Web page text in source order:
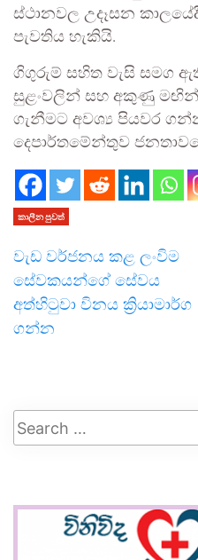
ස්ථානවල උදෑසන
පැවතිය හැකියි.
ගිගුරුම් සහිත වැසි සමග
සුළංවලින් සහ අකුණු
ගැනීමට අවශ්‍ය පියවර
දෙපාර්තමේන්තුව
කාලීන පුවත්
වැඩ වර්ජනය කළ ලංවිම
සේවකයන්ගේ සේවය
අත්හිටුවා විනය ක්‍රියාමාර්ග
ගන්න